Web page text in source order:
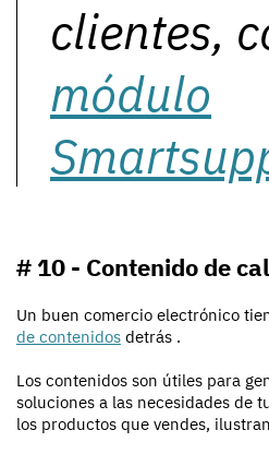
clientes,
módulo
# 10 - Contenido de
Un buen comercio electrónico
de contenidos detrás .
Los contenidos son útiles para
soluciones a las necesidades de
los productos que vendes,